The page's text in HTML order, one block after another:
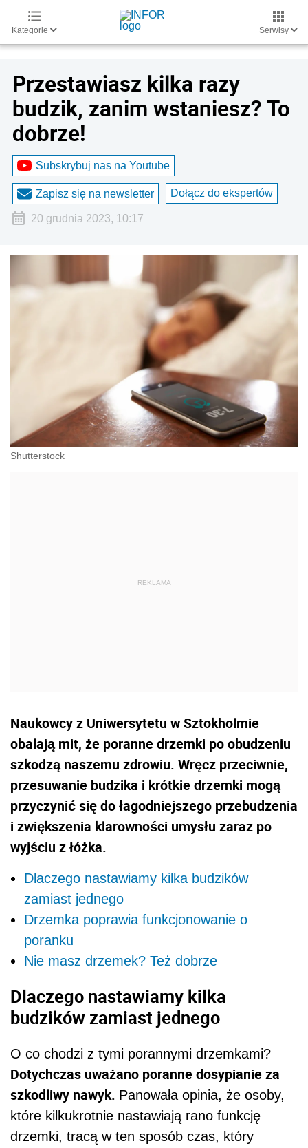
Kategorie Serwisy
Przestawiasz kilka razy
budzik, zanim wstaniesz? To
dobrze!
Subskrybuj nas na Youtube
Zapisz się na newsletter Dołącz do ekspertów
20 grudnia 2023, 10:17
Shutterstock
Naukowcy z Uniwersytetu w Sztokholmie
obalają mit, że poranne drzemki po obudzeniu
szkodzą naszemu zdrowiu. Wręcz przeciwnie,
przesuwanie budzika i krótkie drzemki mogą
przyczynić się do łagodniejszego przebudzenia
i zwiększenia klarowności umysłu zaraz po
wyjściu z łóżka.
Dlaczego nastawiamy kilka budzików
zamiast jednego
Drzemka poprawia funkcjonowanie o
poranku
Nie masz drzemek? Też dobrze
Dlaczego nastawiamy kilka
budzików zamiast jednego
O co chodzi z tymi porannymi drzemkami?
Dotychczas uważano poranne dosypianie za
szkodliwy nawyk. Panowała opinia, że osoby,
które kilkukrotnie nastawiają rano funkcję
drzemki, tracą w ten sposób czas, który